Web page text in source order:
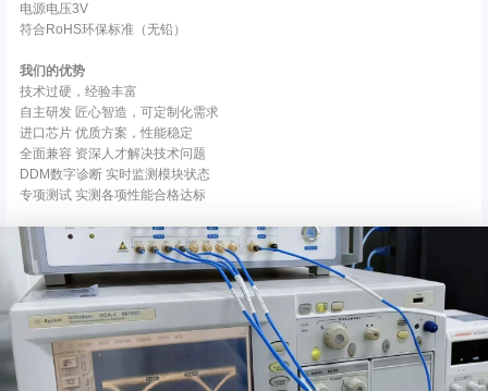
电源电压3V
符合RoHS环保标准（无铅）
我们的优势
技术过硬，经验丰富
自主研发 匠心智造，可定制化需求
进口芯片 优质方案，性能稳定
全面兼容 资深人才解决技术问题
DDM数字诊断 实时监测模块状态
专项测试 实测各项性能合格达标